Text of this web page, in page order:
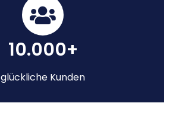
10.000+
glückliche Kunden